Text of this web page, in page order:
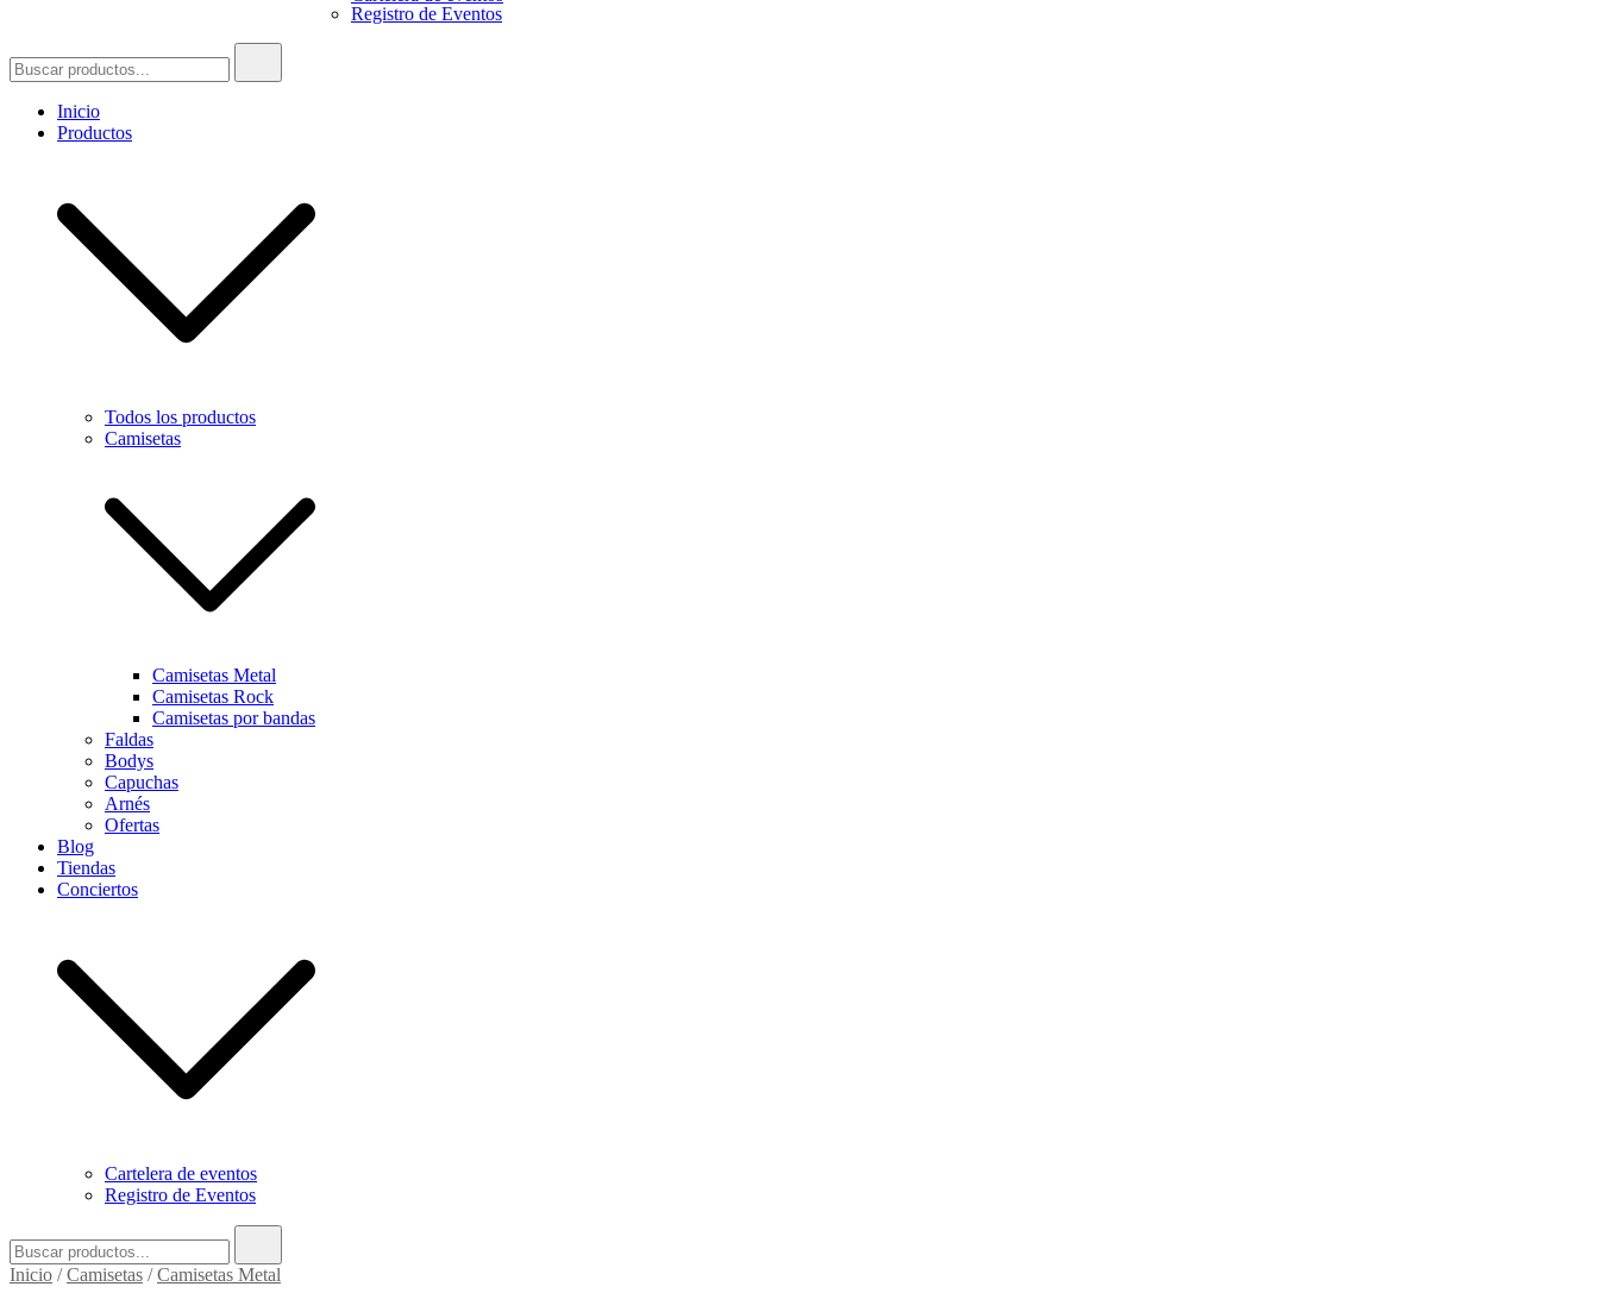
Registro de Eventos
Inicio
Productos
Todos los productos
Camisetas
Camisetas Metal
Camisetas Rock
Camisetas por bandas
Faldas
Bodys
Capuchas
Arnés
Ofertas
Blog
Tiendas
Conciertos
Cartelera de eventos
Registro de Eventos
Inicio /Camisetas /Camisetas Metal